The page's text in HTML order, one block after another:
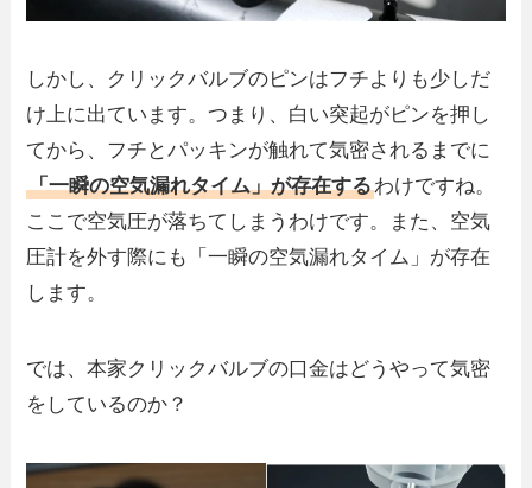
しかし、クリックバルブのピンはフチよりも少しだ
け上に出ています。つまり、白い突起がピンを押し
てから、フチとパッキンが触れて気密されるまでに
「一瞬の空気漏れタイム」が存在するわけですね。
ここで空気圧が落ちてしまうわけです。また、空気
圧計を外す際にも「一瞬の空気漏れタイム」が存在
します。
では、本家クリックバルブの口金はどうやって気密
をしているのか？